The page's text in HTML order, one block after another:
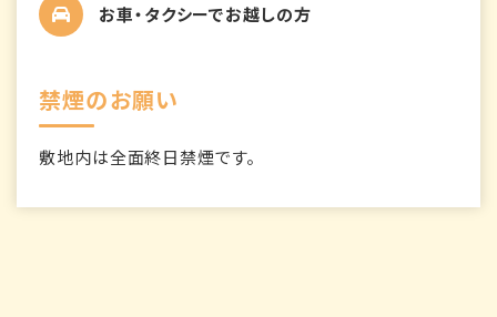
お車・タクシーでお越しの方
禁煙のお願い
敷地内は全面終日禁煙です。